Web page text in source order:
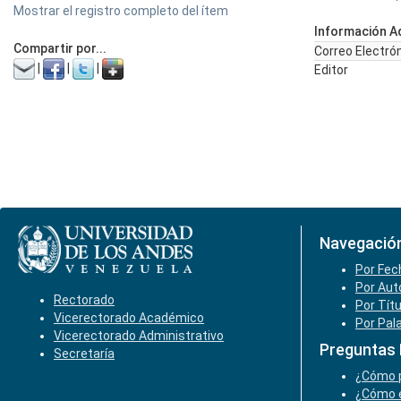
Mostrar el registro completo del ítem
Compartir por...
Información
Correo
Editor
Rectorado
Vicerectorado Académico
Vicerectorado Administrativo
Secretaría
Por
Por
Por
Por
Preguntas
¿Cómo
¿Cómo